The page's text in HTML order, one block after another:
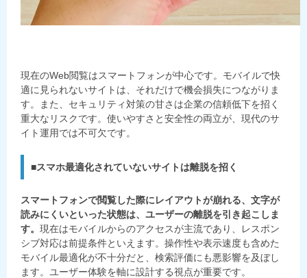
現在のWeb閲覧はスマートフォンが中心です。モバイルで快
適に見られないサイトは、それだけで機会損失につながりま
す。また、セキュリティ対策の甘さは企業の信頼低下を招く
重大なリスクです。使いやすさと安全性の両立が、現代のサ
イト運用では不可欠です。
■スマホ最適化されていないサイトは離脱を招く
スマートフォンで閲覧した際にレイアウトが崩れる、文字が
読みにくいといった状態は、ユーザーの離脱を引き起こしま
す。 現在はモバイルからのアクセスが主流であり、レスポン
シブ対応は前提条件といえます。操作性や表示速度も含めた
モバイル最適化が不十分だと、検索評価にも悪影響を及ぼし
ます。ユーザー体験を軸に設計する視点が重要です。